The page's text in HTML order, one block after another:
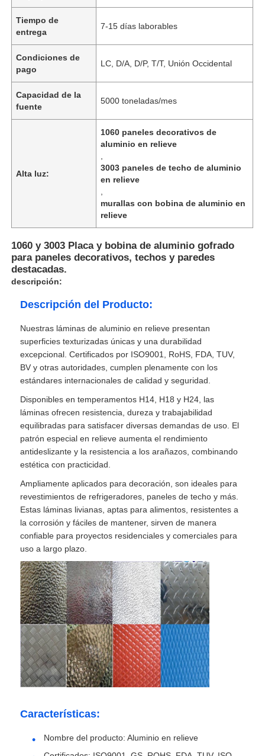
En casa.
Productos
Sobre nosotros
Visita a la fábrica
Tiempo de
entrega
7-15 días laborables
Condiciones de
pago
LC, D/A, D/P, T/T, Unión Occidental
Capacidad de la
fuente
5000 toneladas/mes
Alta luz:
1060 paneles decorativos de
aluminio en relieve
3003 paneles de techo de aluminio
en relieve
murallas con bobina de aluminio en
relieve
1060 y 3003 Placa y bobina de aluminio gofrado
para paneles decorativos, techos y paredes
destacadas.
descripción:
Descripción del Producto:
Nuestras láminas de aluminio en relieve presentan
superficies texturizadas únicas y una durabilidad
excepcional. Certificados por ISO9001, RoHS, FDA, TUV,
BV y otras autoridades, cumplen plenamente con los
estándares internacionales de calidad y seguridad.
Disponibles en temperamentos H14, H18 y H24, las
láminas ofrecen resistencia, dureza y trabajabilidad
equilibradas para satisfacer diversas demandas de uso. El
patrón especial en relieve aumenta el rendimiento
antideslizante y la resistencia a los arañazos, combinando
estética con practicidad.
Ampliamente aplicados para decoración, son ideales para
revestimientos de refrigeradores, paneles de techo y más.
Estas láminas livianas, aptas para alimentos, resistentes a
la corrosión y fáciles de mantener, sirven de manera
confiable para proyectos residenciales y comerciales para
uso a largo plazo.
Características:
Nombre del producto: Aluminio en relieve